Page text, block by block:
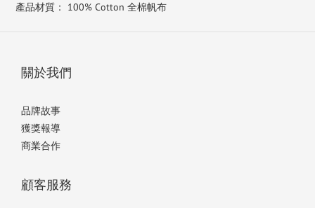
產品材質：
100% Cotton 全棉帆布
關於我們
品牌故事
獲獎報導
商業合作
顧客服務